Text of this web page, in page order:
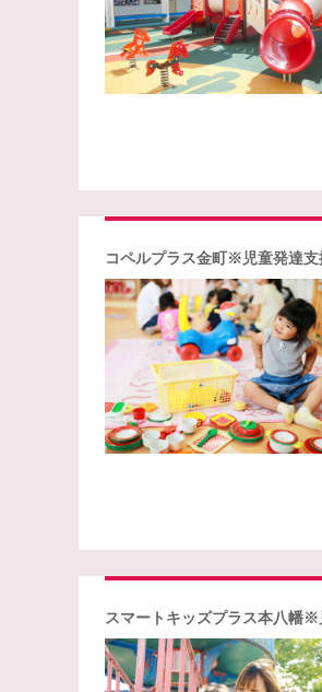
コペルプラス金町※児童発達
スマートキッズプラス本八幡